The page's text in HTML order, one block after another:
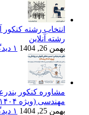
انتخاب رشته کنکور
رشته آنلاین
بهمن 26, 1404
۱ دیدگاه
مشاوره کنکور
مهندسی (ویژه ۱۴۰۴ و ۱۴۰۵)
بهمن 25, 1404
۱ دیدگاه